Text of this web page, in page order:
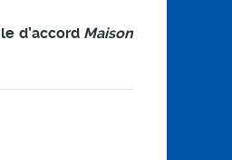
d’accord Maison